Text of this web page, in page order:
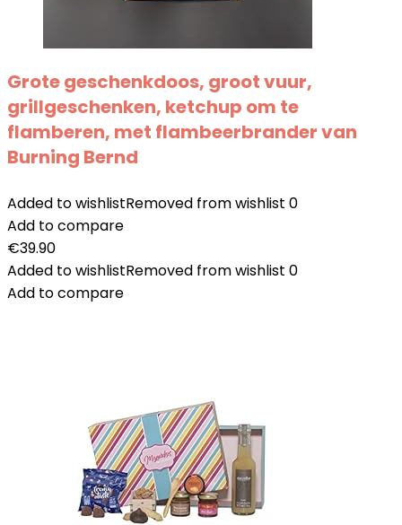
Grote geschenkdoos, groot vuur,
grillgeschenken, ketchup om te
flamberen, met flambeerbrander van
Burning Bernd
Added to wishlistRemoved from wishlist 0
Add to compare
€39.90
Added to wishlistRemoved from wishlist 0
Add to compare